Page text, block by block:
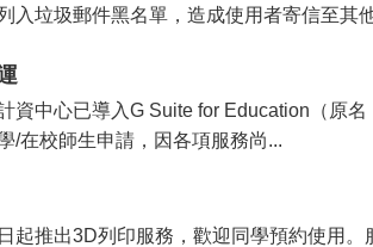
入垃圾郵件黑名單，造成使用者寄信至其
資中心已導入G Suite for Education（原
/在校師生申請，因各項服務尚...
起推出3D列印服務，歡迎同學預約使用。